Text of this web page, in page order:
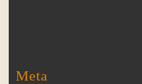
Meta